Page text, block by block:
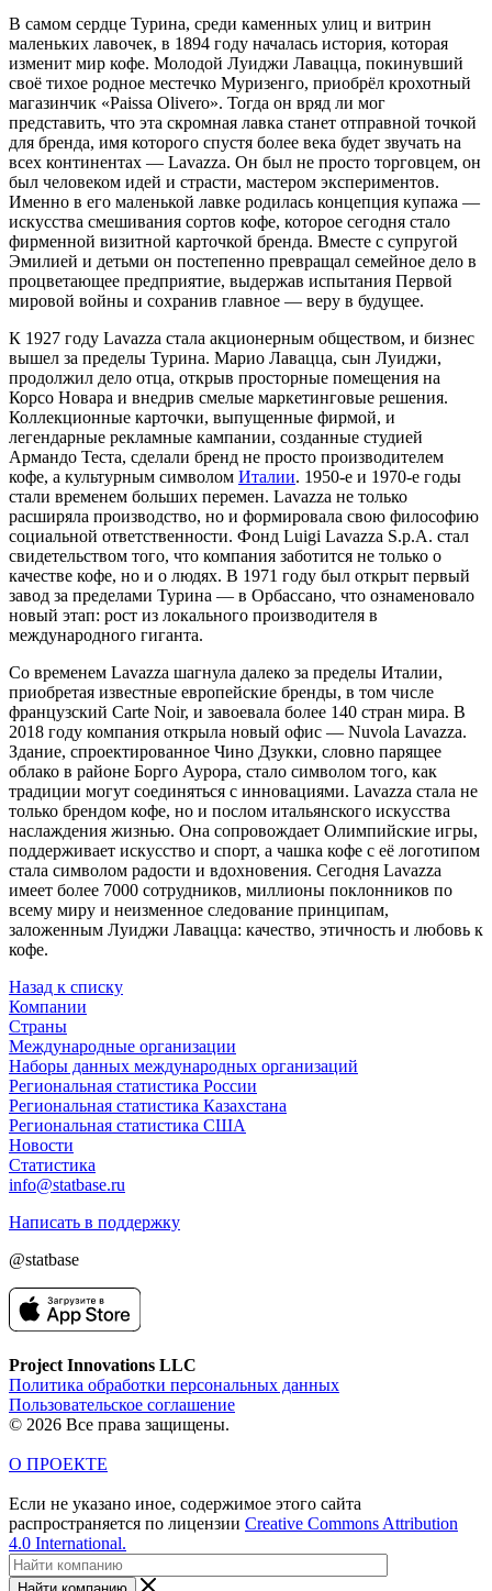
В самом сердце Турина, среди каменных улиц и витрин
маленьких лавочек, в 1894 году началась история, которая
изменит мир кофе. Молодой Луиджи Лавацца, покинувший
своё тихое родное местечко Муризенго, приобрёл крохотный
магазинчик «Paissa Olivero». Тогда он вряд ли мог
представить, что эта скромная лавка станет отправной точкой
для бренда, имя которого спустя более века будет звучать на
всех континентах — Lavazza. Он был не просто торговцем, он
был человеком идей и страсти, мастером экспериментов.
Именно в его маленькой лавке родилась концепция купажа —
искусства смешивания сортов кофе, которое сегодня стало
фирменной визитной карточкой бренда. Вместе с супругой
Эмилией и детьми он постепенно превращал семейное дело в
процветающее предприятие, выдержав испытания Первой
мировой войны и сохранив главное — веру в будущее.
К 1927 году Lavazza стала акционерным обществом, и бизнес
вышел за пределы Турина. Марио Лавацца, сын Луиджи,
продолжил дело отца, открыв просторные помещения на
Корсо Новара и внедрив смелые маркетинговые решения.
Коллекционные карточки, выпущенные фирмой, и
легендарные рекламные кампании, созданные студией
Армандо Теста, сделали бренд не просто производителем
кофе, а культурным символом Италии. 1950-е и 1970-е годы
стали временем больших перемен. Lavazza не только
расширяла производство, но и формировала свою философию
социальной ответственности. Фонд Luigi Lavazza S.p.A. стал
свидетельством того, что компания заботится не только о
качестве кофе, но и о людях. В 1971 году был открыт первый
завод за пределами Турина — в Орбассано, что ознаменовало
новый этап: рост из локального производителя в
международного гиганта.
Со временем Lavazza шагнула далеко за пределы Италии,
приобретая известные европейские бренды, в том числе
французский Carte Noir, и завоевала более 140 стран мира. В
2018 году компания открыла новый офис — Nuvola Lavazza.
Здание, спроектированное Чино Дзукки, словно парящее
облако в районе Борго Аурора, стало символом того, как
традиции могут соединяться с инновациями. Lavazza стала не
только брендом кофе, но и послом итальянского искусства
наслаждения жизнью. Она сопровождает Олимпийские игры,
поддерживает искусство и спорт, а чашка кофе с её логотипом
стала символом радости и вдохновения. Сегодня Lavazza
имеет более 7000 сотрудников, миллионы поклонников по
всему миру и неизменное следование принципам,
заложенным Луиджи Лавацца: качество, этичность и любовь к
кофе.
Назад к списку
Компании
Страны
Международные организации
Наборы данных международных организаций
Региональная статистика России
Региональная статистика Казахстана
Региональная статистика США
Новости
Статистика
info@statbase.ru
Написать в поддержку
@statbase
Project Innovations LLC
Политика обработки персональных данных
Пользовательское соглашение
© 2026 Все права защищены.
О ПРОЕКТЕ
Если не указано иное, содержимое этого сайта
распространяется по лицензии Creative Commons Attribution
4.0 International.